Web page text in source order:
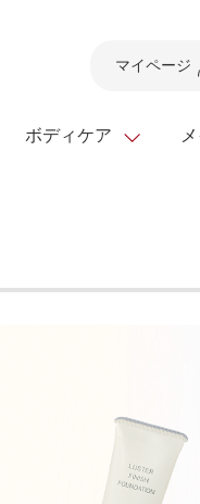
マイページ
乳液
マス
メン
お悩
ボディケア
マス
リッ
青汁
ヘル
今の
オイル